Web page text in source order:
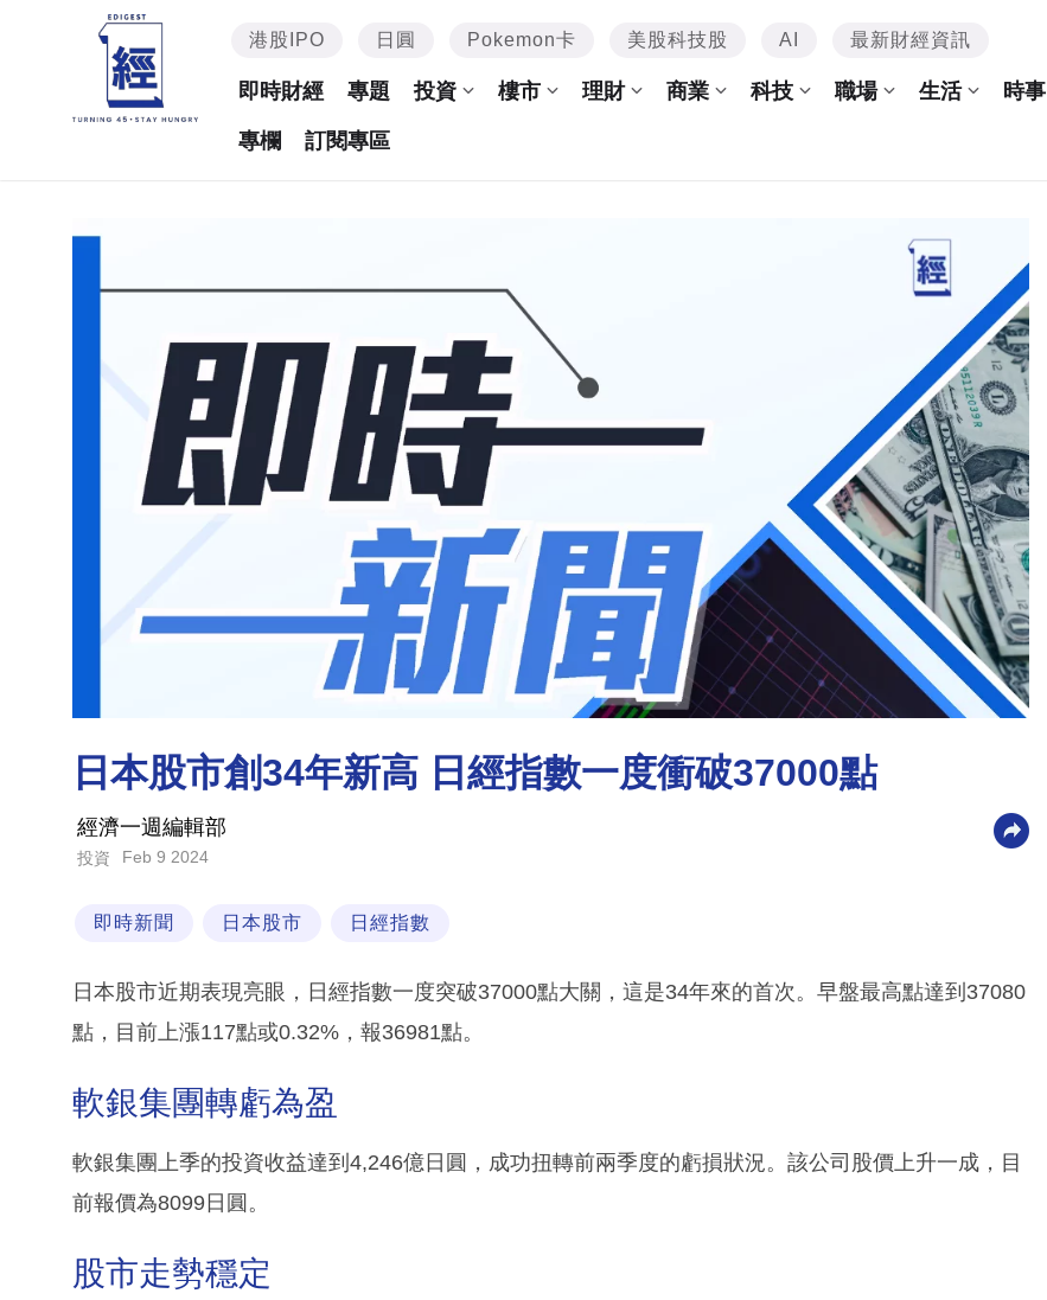
港股IPO 日圓 Pokemon卡 美股科技股 AI 最新財經資訊
即時財經 專題 投資 樓市 理財 商業 科技 職場 生活 時事
專欄 訂閱專區
日本股市創34年新高 日經指數一度衝破37000點
經濟一週編輯部
投資 Feb 9 2024
即時新聞 日本股市 日經指數
日本股市近期表現亮眼，日經指數一度突破37000點大關，這是34年來的首次。早盤最高點達到37080
點，目前上漲117點或0.32%，報36981點。
軟銀集團轉虧為盈
軟銀集團上季的投資收益達到4,246億日圓，成功扭轉前兩季度的虧損狀況。該公司股價上升一成，目
前報價為8099日圓。
股市走勢穩定